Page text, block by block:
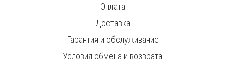
Оплата
Доставка
Гарантия и обслуживание
Условия обмена и возврата